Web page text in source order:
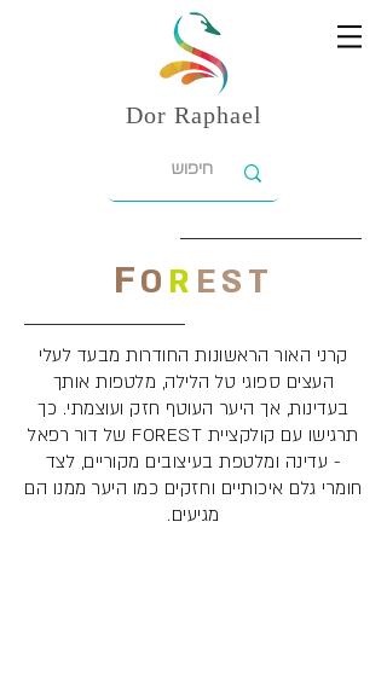
Dor Raphael
FO R EST
קרני האור הראשונות החודרות מבעד לעלי
העצים ספוגי טל הלילה, מלטפות אותך
בעדינות, אך היער העוטף חזק ועוצמתי. כך
תרגישו עם קולקציית FOREST של דור רפאל
- עדינה ומלטפת בעיצובים מקוריים, לצד
חומרי גלם איכותיים וחזקים כמו היער ממנו הם
מגיעים.